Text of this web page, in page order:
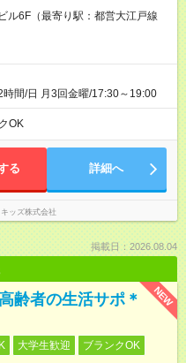
ル6F（最寄り駅：都営大江戸線
間/日 月3回金曜/17:30～19:00
OK
る 詳細へ
キッズ株式会社
掲載日：2026.08.04
NEW
齢者の生活サポ＊
大学生歓迎
ブランクOK